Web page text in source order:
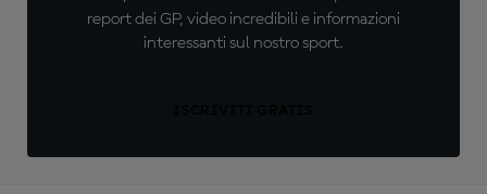
report dei GP, video incredibili e informazioni
interessanti sul nostro sport.